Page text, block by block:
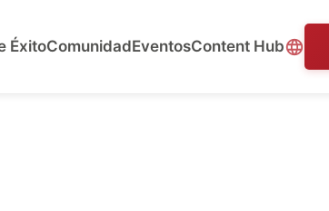
ÉxitoComunidadEventosContent Hub